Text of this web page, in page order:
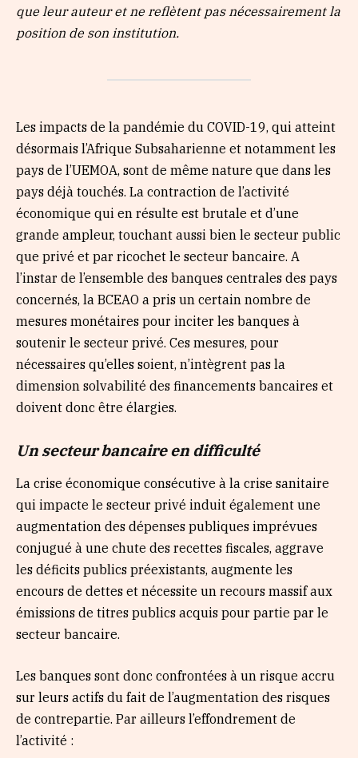
que leur auteur et ne reflètent pas nécessairement la
position de son institution.
Les impacts de la pandémie du COVID-19, qui atteint
désormais l’Afrique Subsaharienne et notamment les
pays de l’UEMOA, sont de même nature que dans les
pays déjà touchés. La contraction de l’activité
économique qui en résulte est brutale et d’une
grande ampleur, touchant aussi bien le secteur public
que privé et par ricochet le secteur bancaire. A
l’instar de l’ensemble des banques centrales des pays
concernés, la BCEAO a pris un certain nombre de
mesures monétaires pour inciter les banques à
soutenir le secteur privé. Ces mesures, pour
nécessaires qu’elles soient, n’intègrent pas la
dimension solvabilité des financements bancaires et
doivent donc être élargies.
Un secteur bancaire en difficulté
La crise économique consécutive à la crise sanitaire
qui impacte le secteur privé induit également une
augmentation des dépenses publiques imprévues
conjugué à une chute des recettes fiscales, aggrave
les déficits publics préexistants, augmente les
encours de dettes et nécessite un recours massif aux
émissions de titres publics acquis pour partie par le
secteur bancaire.
Les banques sont donc confrontées à un risque accru
sur leurs actifs du fait de l’augmentation des risques
de contrepartie. Par ailleurs l’effondrement de
l’activité :